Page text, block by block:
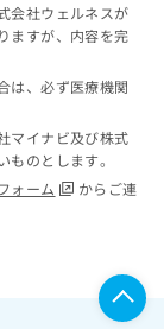
会社ウェルネスが
ますが、内容を完
は、必ず医療機関
マイナビ及び株式
のとします。
ォーム
からご連